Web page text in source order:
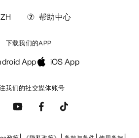
我们的社交媒体账号
ZH 帮助中心
下载我们的APP
App iOS App